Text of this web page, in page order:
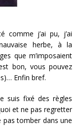
comme j’ai pu, j’ai
herbe, à la
que m’imposaient
bon, vous pouvez
Enfin bref.
suis fixé des règles
et ne pas regretter
pas tomber dans une